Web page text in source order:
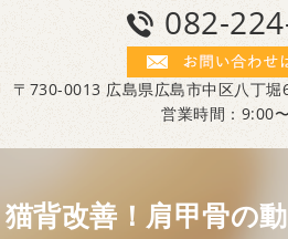
082-
〒730-0013 広島県広島市中区八丁
営業時間：9:00
猫背改善！肩甲骨の